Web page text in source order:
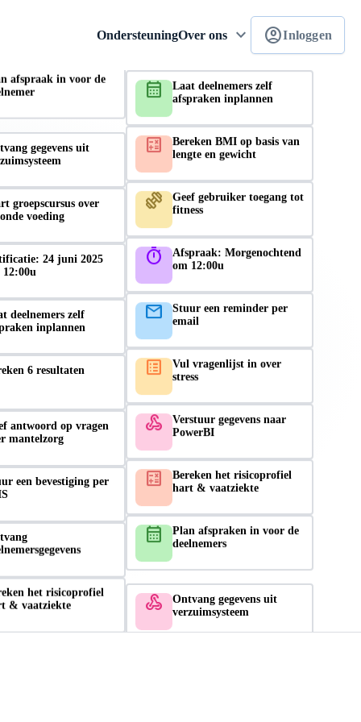
OndersteuningOver ons keyboard_arrow_down account_circleInloggen
het risicoprofiel
afspraak in voor de
gegevens uit
groepscursus over
voeding
24 juni 2025
deelnemers zelf
inplannen
antwoord op vragen
mantelzorg
een bevestiging per
het risicoprofiel
& vaatziekte
Ontvang gegevens uit
verzuimsysteem
calendar_month
Laat deelnemers zelf
afspraken inplannen
calculate
Bereken BMI op basis van
lengte en gewicht
exercise
Geef gebruiker toegang tot
fitness
timer
Afspraak: Morgenochtend
om 12:00u
email
Stuur een reminder per
email
list_alt
Vul vragenlijst in over
stress
webhook Verstuur gegevens naar
PowerBI
calculate
Bereken het risicoprofiel
hart & vaatziekte
calendar_month
Plan afspraken in voor de
deelnemers
webhook
Ontvang gegevens uit
verzuimsysteem